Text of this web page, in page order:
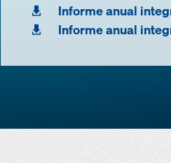
Informe anual
Informe anual